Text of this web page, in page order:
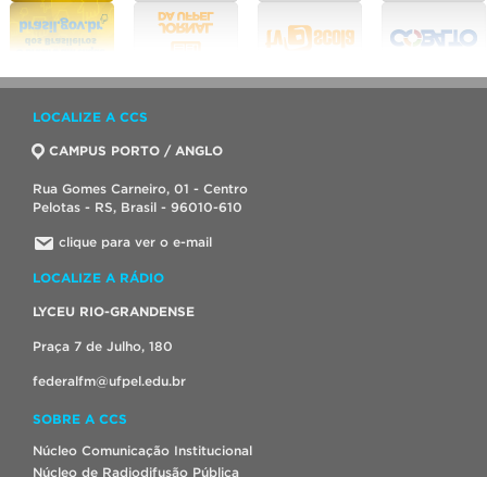
LOCALIZE A CCS
CAMPUS PORTO / ANGLO
Rua Gomes Carneiro, 01 - Centro
Pelotas - RS, Brasil - 96010-610
clique para ver o e-mail
LOCALIZE A RÁDIO
LYCEU RIO-GRANDENSE
Praça 7 de Julho, 180
federalfm@ufpel.edu.br
SOBRE A CCS
Núcleo Comunicação Institucional
Núcleo de Radiodifusão Pública